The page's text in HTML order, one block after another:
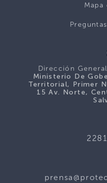
Mapa
Dirección
Ministerio De
Territorial, Primer
15 Av. Norte,